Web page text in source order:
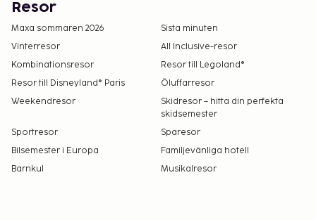
Resor
Maxa sommaren 2026
Sista minuten
Vinterresor
All Inclusive-resor
Kombinationsresor
Resor till Legoland®
Resor till Disneyland® Paris
Öluffarresor
Weekendresor
Skidresor – hitta din perfekta
skidsemester
Sportresor
Sparesor
Bilsemester i Europa
Familjevänliga hotell
Barnkul
Musikalresor